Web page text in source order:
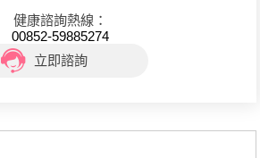
健康諮詢熱線：
00852-59885274
立即諮詢